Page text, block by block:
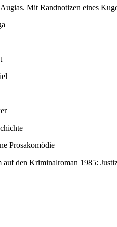
Mit Randnotizen eines
Prosakomödie
auf den Kriminalroman 1985: